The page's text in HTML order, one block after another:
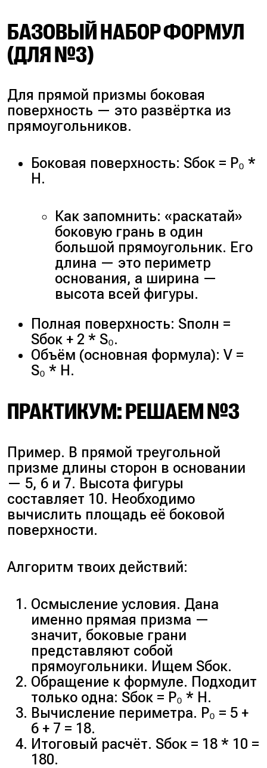
БАЗОВЫЙ НАБОР ФОРМУЛ
(ДЛЯ №3)
Для прямой призмы боковая
поверхность — это развёртка из
прямоугольников.
Боковая поверхность: Sбок = P₀ *
H.
Как запомнить: «раскатай»
боковую грань в один
большой прямоугольник. Его
длина — это периметр
основания, а ширина —
высота всей фигуры.
Полная поверхность: Sполн =
Sбок + 2 * S₀.
Объём (основная формула): V =
S₀ * H.
ПРАКТИКУМ: РЕШАЕМ №3
Пример. В прямой треугольной
призме длины сторон в основании
— 5, 6 и 7. Высота фигуры
составляет 10. Необходимо
вычислить площадь её боковой
поверхности.
Алгоритм твоих действий:
Осмысление условия. Дана
именно прямая призма —
значит, боковые грани
представляют собой
прямоугольники. Ищем Sбок.
Обращение к формуле. Подходит
только одна: Sбок = P₀ * H.
Вычисление периметра. P₀ = 5 +
6 + 7 = 18.
Итоговый расчёт. Sбок = 18 * 10 =
180.